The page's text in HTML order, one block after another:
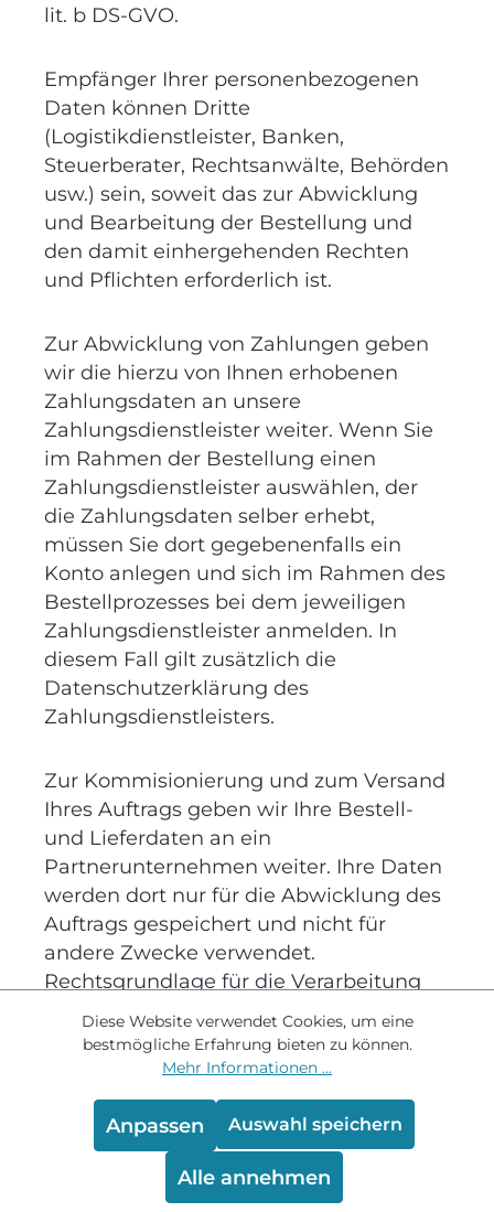
lit. b DS-GVO.
Empfänger Ihrer personenbezogenen
Daten können Dritte
(Logistikdienstleister, Banken,
Steuerberater, Rechtsanwälte, Behörden
usw.) sein, soweit das zur Abwicklung
und Bearbeitung der Bestellung und
den damit einhergehenden Rechten
und Pflichten erforderlich ist.
Zur Abwicklung von Zahlungen geben
wir die hierzu von Ihnen erhobenen
Zahlungsdaten an unsere
Zahlungsdienstleister weiter. Wenn Sie
im Rahmen der Bestellung einen
Zahlungsdienstleister auswählen, der
die Zahlungsdaten selber erhebt,
müssen Sie dort gegebenenfalls ein
Konto anlegen und sich im Rahmen des
Bestellprozesses bei dem jeweiligen
Zahlungsdienstleister anmelden. In
diesem Fall gilt zusätzlich die
Datenschutzerklärung des
Zahlungsdienstleisters.
Zur Kommisionierung und zum Versand
Ihres Auftrags geben wir Ihre Bestell-
und Lieferdaten an ein
Partnerunternehmen weiter. Ihre Daten
werden dort nur für die Abwicklung des
Auftrags gespeichert und nicht für
andere Zwecke verwendet.
Rechtsgrundlage für die Verarbeitung
Ihrer personenbezogenen Daten ist Art.
6 Abs. 1 lit. b DS-GVO und gemäß Art. 6
Abs. 1 lit. f DS-GVO die Wahrung des
berechtigten und im Rahmen einer
Interessenabwägung überwiegenden
Interesses unseres
Partnerunternehmens an einer
Diese Website verwendet Cookies, um eine
bestmögliche Erfahrung bieten zu können.
Mehr Informationen ...
Auswahl speichern
Anpassen
Alle annehmen